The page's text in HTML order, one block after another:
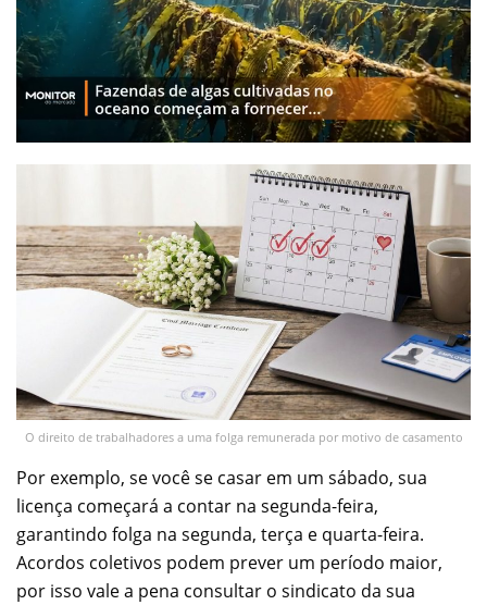
O direito de trabalhadores a uma folga remunerada por motivo de casamento
Por exemplo, se você se casar em um sábado, sua
licença começará a contar na segunda-feira,
garantindo folga na segunda, terça e quarta-feira.
Acordos coletivos podem prever um período maior,
por isso vale a pena consultar o sindicato da sua